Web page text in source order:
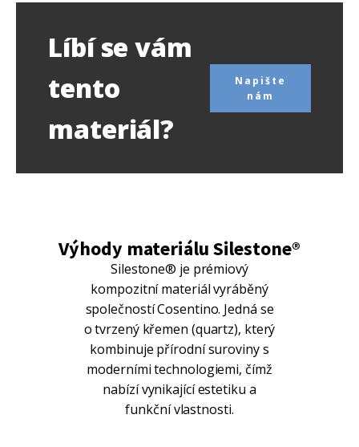
Líbí se vám
tento
materiál?
Napište
nám
Výhody materiálu Silestone®
Silestone® je prémiový
kompozitní materiál vyráběný
společností Cosentino. Jedná se
o tvrzený křemen (quartz), který
kombinuje přírodní suroviny s
moderními technologiemi, čímž
nabízí vynikající estetiku a
funkční vlastnosti.